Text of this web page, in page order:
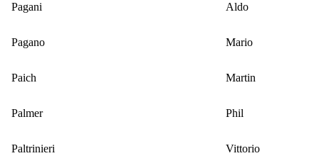
Pagani
Aldo
Pagano Mario
Paich Martin
Palmer Phil
Paltrinieri Vittorio